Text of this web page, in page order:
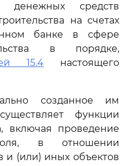
денежных средств
на счетах
банке в сфере
в порядке,
15.4 настоящего
созданное им
функции
включая проведение
в отношении
и (или) иных объектов